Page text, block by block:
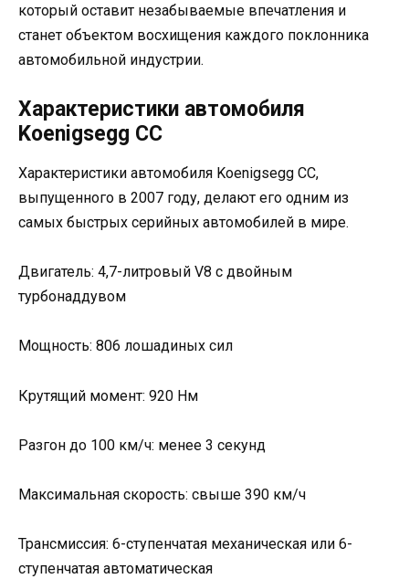
который оставит незабываемые впечатления и
станет объектом восхищения каждого поклонника
автомобильной индустрии.
Характеристики автомобиля
Koenigsegg CC
Характеристики автомобиля Koenigsegg CC,
выпущенного в 2007 году, делают его одним из
самых быстрых серийных автомобилей в мире.
Двигатель: 4,7-литровый V8 с двойным
турбонаддувом
Мощность: 806 лошадиных сил
Крутящий момент: 920 Нм
Разгон до 100 км/ч: менее 3 секунд
Максимальная скорость: свыше 390 км/ч
Трансмиссия: 6-ступенчатая механическая или 6-
ступенчатая автоматическая